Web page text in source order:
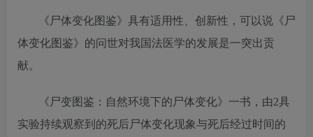
《尸体变化图鉴》具有适用性、创新性，可以说《尸
体变化图鉴》的问世对我国法医学的发展是一突出贡
献。
《尸变图鉴：自然环境下的尸体变化》一书，由2具
实验持续观察到的死后尸体变化现象与死后经过时间的